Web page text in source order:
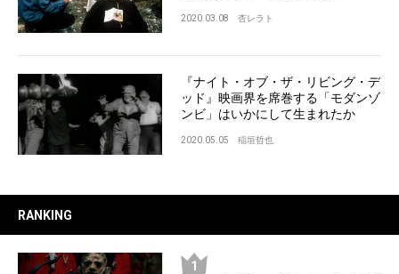
2020.03.08 杏レラト
『ナイト・オブ・ザ・リビング・デ
ッド』映画界を席巻する「モダンゾ
ンビ」はいかにして生まれたか
2020.05.05 稲垣哲也
RANKING